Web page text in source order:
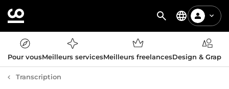
Pour vousMeilleurs servicesMeilleurs freelancesDesign &
Transcription